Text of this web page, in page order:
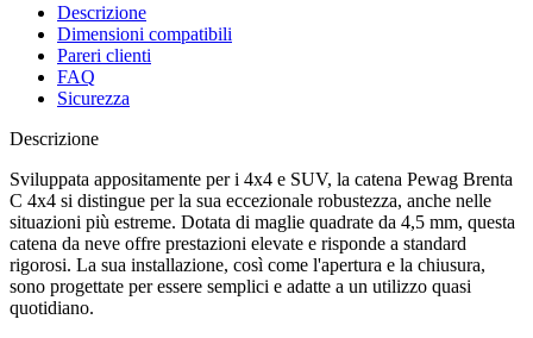
Descrizione
Dimensioni compatibili
Pareri clienti
FAQ
Sicurezza
Descrizione
Sviluppata appositamente per i 4x4 e SUV, la catena Pewag Brenta
C 4x4 si distingue per la sua eccezionale robustezza, anche nelle
situazioni più estreme. Dotata di maglie quadrate da 4,5 mm, questa
catena da neve offre prestazioni elevate e risponde a standard
rigorosi. La sua installazione, così come l'apertura e la chiusura,
sono progettate per essere semplici e adatte a un utilizzo quasi
quotidiano.